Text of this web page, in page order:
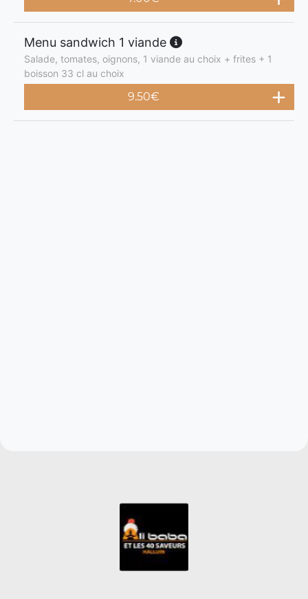
Menu sandwich 1 viande
Salade, tomates, oignons, 1 viande au choix + frites + 1
boisson 33 cl au choix
9.50€